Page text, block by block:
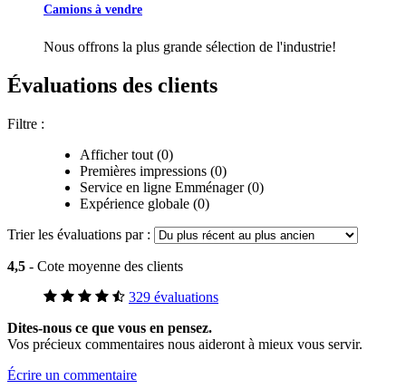
Camions à vendre
Nous offrons la plus grande sélection de l'industrie!
Évaluations des clients
Filtre :
Afficher tout (0)
Premières impressions (0)
Service en ligne Emménager (0)
Expérience globale (0)
Trier les évaluations par :
4,5 - Cote moyenne des clients
329 évaluations
Dites-nous ce que vous en pensez.
Vos précieux commentaires nous aideront à mieux vous servir.
Écrire un commentaire